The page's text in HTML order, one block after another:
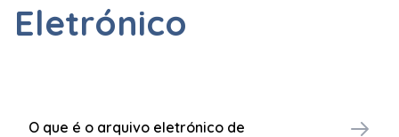
Eletrónico
O que é o arquivo eletrónico de